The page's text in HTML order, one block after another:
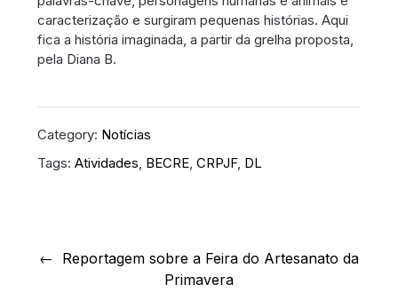
caracterização e surgiram pequenas histórias. Aqui
fica a história imaginada, a partir da grelha proposta,
pela Diana B.
Category: Notícias
Tags:Atividades, BECRE,CRPJF, DL
de
Reportagem sobre a Feira do Artesanato da
Primavera